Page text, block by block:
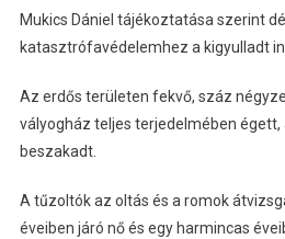
Mukics Dániel tájékoztatása szerint
katasztrófavédelemhez a kigyulladt
Az erdős területen fekvő, száz
vályogház teljes terjedelmében
beszakadt.
A tűzoltók az oltás és a romok
éveiben járó nő és egy harmincas